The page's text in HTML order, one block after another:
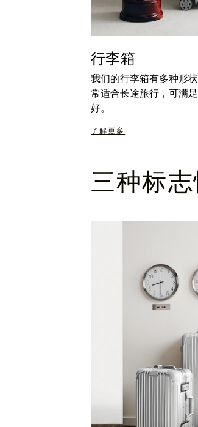
行李箱
我们的行李箱有多种形
常适合长途旅行，可满
好。
了解更多
三种标